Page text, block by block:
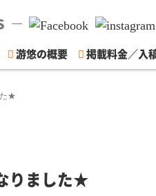
游悠の概要 掲載料金／入
た★
りました★